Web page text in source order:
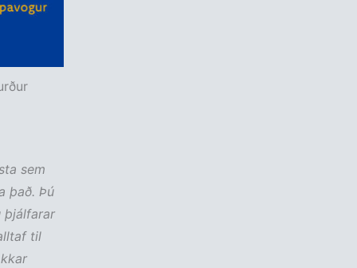
sem
það. Þú
þjálfarar
til